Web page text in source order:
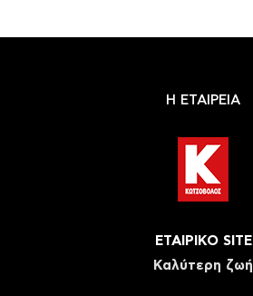
Η ΕΤΑΙΡΕΙΑ
ΕΤΑΙΡΙΚΟ SITE
Καλύτερη ζωή